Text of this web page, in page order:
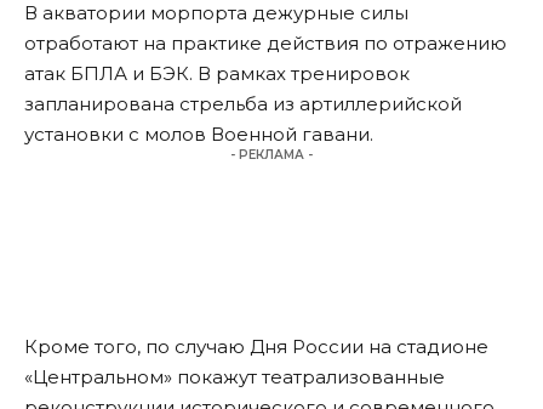
В акватории морпорта дежурные силы
отработают на практике действия по отражению
атак БПЛА и БЭК. В рамках тренировок
запланирована стрельба из артиллерийской
установки с молов Военной гавани.
- РЕКЛАМА -
Кроме того, по случаю Дня России на стадионе
«Центральном» покажут театрализованные